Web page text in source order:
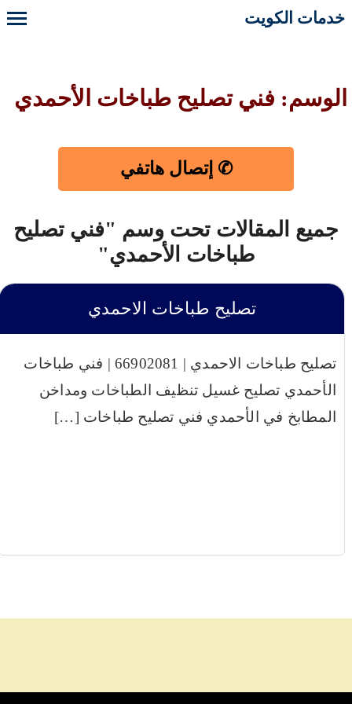
خدمات الكويت
الوسم: فني تصليح طباخات الأحمدي
✆ إتصال هاتفي
جميع المقالات تحت وسم "فني تصليح
طباخات الأحمدي"
تصليح طباخات الاحمدي
تصليح طباخات الاحمدي | 66902081 | فني طباخات
الأحمدي تصليح غسيل تنظيف الطباخات ومداخن
المطابخ في الأحمدي فني تصليح طباخات […]